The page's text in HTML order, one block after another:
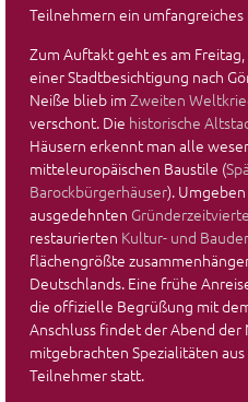
Teilnehmern ein
Zum Auftakt geht es am
einer Stadtbesichtigung nach
Neiße blieb im Zweiten
verschont. Die historische
Häusern erkennt man alle
mitteleuropäischen Baustile (
Barockbürgerhäuser).
ausgedehnten
restaurierten Kultur- und
flächengrößte
Deutschlands. Eine frühe
die offizielle Begrüßung mit
Anschluss findet der Abend der
mitgebrachten Spezialitäten
Teilnehmer statt.